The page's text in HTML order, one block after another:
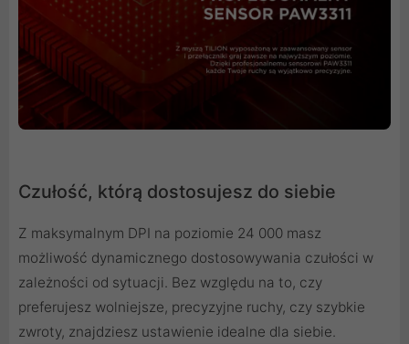
Czułość, którą dostosujesz do siebie
Z maksymalnym DPI na poziomie 24 000 masz
możliwość dynamicznego dostosowywania czułości w
zależności od sytuacji. Bez względu na to, czy
preferujesz wolniejsze, precyzyjne ruchy, czy szybkie
zwroty, znajdziesz ustawienie idealne dla siebie.